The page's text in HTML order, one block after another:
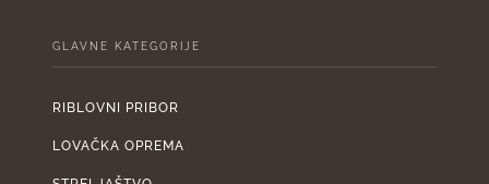
GLAVNE KATEGORIJE
RIBLOVNI PRIBOR
LOVAČKA OPREMA